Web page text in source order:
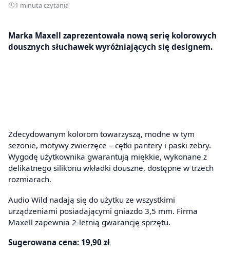
1 minuta czytania
Marka Maxell zaprezentowała nową serię kolorowych
dousznych słuchawek wyróżniających się designem.
Zdecydowanym kolorom towarzyszą, modne w tym
sezonie, motywy zwierzęce – cętki pantery i paski zebry.
Wygodę użytkownika gwarantują miękkie, wykonane z
delikatnego silikonu wkładki douszne, dostępne w trzech
rozmiarach.
Audio Wild nadają się do użytku ze wszystkimi
urządzeniami posiadającymi gniazdo 3,5 mm. Firma
Maxell zapewnia 2-letnią gwarancję sprzętu.
Sugerowana cena: 19,90 zł